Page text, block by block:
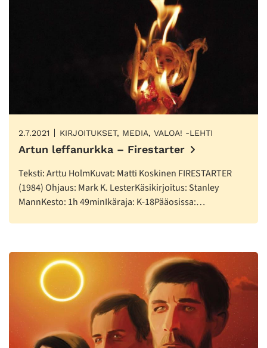
2.7.2021 KIRJOITUKSET, MEDIA, VALOA! -LEHTI
Artun leffanurkka – Firestarter
Teksti: Arttu HolmKuvat: Matti Koskinen FIRESTARTER
(1984) Ohjaus: Mark K. LesterKäsikirjoitus: Stanley
MannKesto: 1h 49minIkäraja: K-18Pääosissa:…